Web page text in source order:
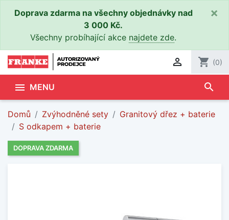
Doprava zdarma na všechny objednávky nad
3 000 Kč.
Všechny probíhající akce najdete zde.
×
 shopping_cart (0)
 MENU search
Domů Zvýhodněné sety
Granitový dřez + baterie
S odkapem + baterie
DOPRAVA ZDARMA